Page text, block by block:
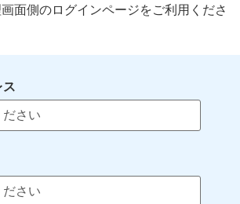
面側のログインページをご利用くださ
ス